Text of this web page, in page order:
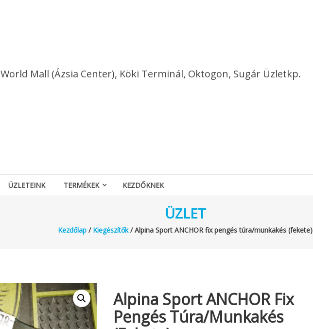
World Mall (Ázsia Center), Köki Terminál, Oktogon, Sugár Üzletkp.
ÜZLETEINK TERMÉKEK KEZDŐKNEK
ÜZLET
Kezdőlap / Kiegészítők/ Alpina Sport ANCHOR fix pengés túra/munkakés (fekete)
Alpina Sport ANCHOR Fix
Pengés Túra/munkakés